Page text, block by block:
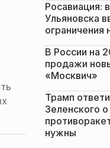
Росавиация:
Ульяновска
ограничения
В России на
продажи
«Москвич»
Трамп
Зеленского
нужны